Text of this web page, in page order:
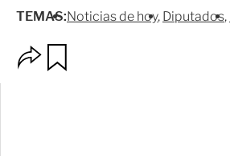
TEMAS:Noticias de hoy Diputados